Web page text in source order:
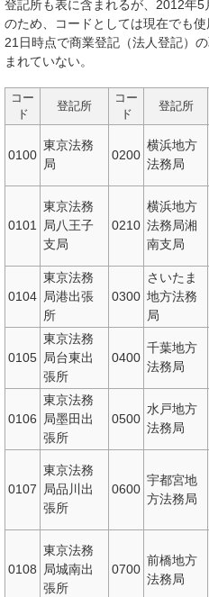
登記所も表に含まれるが、2012年
のため、コードとしては現在でも
21日時点で商業登記（法人登記）
まれていない。
コー
ド
登記所
コー
ド
登記所
0100
東京法務
局
0200
横浜地方
法務局
0101
東京法務
局八王子
支局
0210
横浜地方
法務局湘
南支局
0104
東京法務
局港出張
所
0300
さいたま
地方法務
局
0105
東京法務
局台東出
張所
0400
千葉地方
法務局
0106
東京法務
局墨田出
張所
0500
水戸地方
法務局
0107
東京法務
局品川出
張所
0600
宇都宮地
方法務局
0108
東京法務
局城南出
張所
0700
前橋地方
法務局